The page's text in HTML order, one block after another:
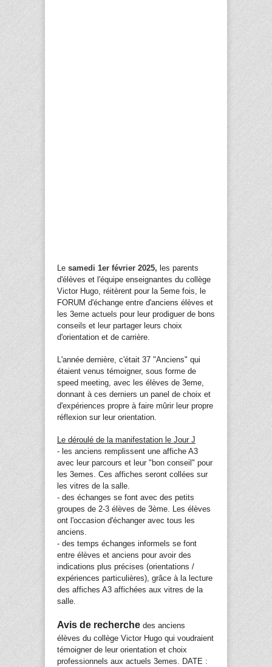
Le samedi 1er février 2025, les parents
d'élèves et l'équipe enseignantes du collège
Victor Hugo, réitèrent pour la 5eme fois, le
FORUM d'échange entre d'anciens élèves et
les 3eme actuels pour leur prodiguer de bons
conseils et leur partager leurs choix
d'orientation et de carrière.
L'année dernière, c'était 37 "Anciens" qui
étaient venus témoigner, sous forme de
speed meeting, avec les élèves de 3eme,
donnant à ces derniers un panel de choix et
d'expériences propre à faire mûrir leur propre
réflexion sur leur orientation.
Le déroulé de la manifestation le Jour J
- les anciens remplissent une affiche A3
avec leur parcours et leur "bon conseil" pour
les 3emes. Ces affiches seront collées sur
les vitres de la salle.
- des échanges se font avec des petits
groupes de 2-3 élèves de 3ème. Les élèves
ont l'occasion d'échanger avec tous les
anciens.
- des temps échanges informels se font
entre élèves et anciens pour avoir des
indications plus précises (orientations /
expériences particulières), grâce à la lecture
des affiches A3 affichées aux vitres de la
salle.
Avis de recherche des anciens
élèves du collège Victor Hugo qui voudraient
témoigner de leur orientation et choix
professionnels aux actuels 3emes. DATE :